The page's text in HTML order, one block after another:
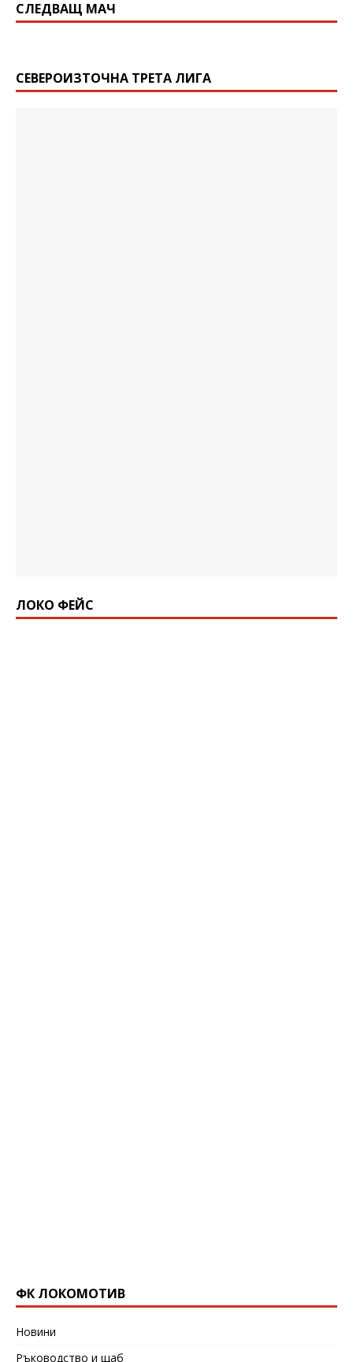
СЛЕДВАЩ МАЧ
СЕВЕРОИЗТОЧНА ТРЕТА ЛИГА
ЛОКО ФЕЙС
ФК ЛОКОМОТИВ
Новини
Ръководство и щаб